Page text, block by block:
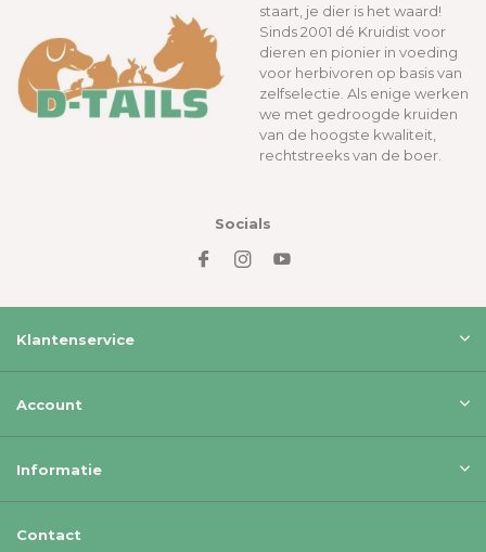
staart, je dier is het waard!
Sinds 2001 dé Kruidist voor
dieren en pionier in voeding
voor herbivoren op basis van
zelfselectie. Als enige werken
we met gedroogde kruiden
van de hoogste kwaliteit,
rechtstreeks van de boer.
Socials
Klantenservice
Account
Informatie
Contact